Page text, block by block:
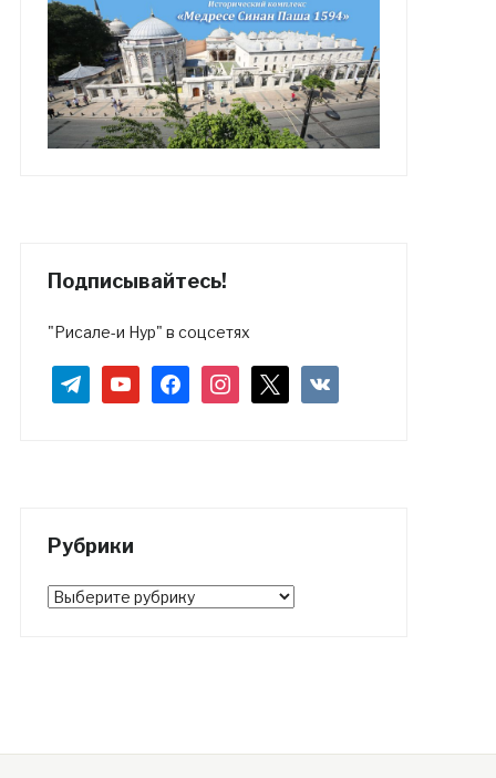
Подписывайтесь!
"Рисале-и Нур" в соцсетях
telegramyoutubefacebookinstagram vkontakte
Рубрики
Рубрики